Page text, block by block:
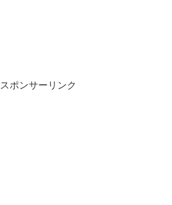
スポンサーリンク